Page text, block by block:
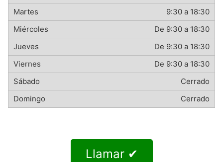
9:30 a 18:30
De 9:30 a 18:30
De 9:30 a 18:30
De 9:30 a 18:30
Cerrado
Cerrado
Llamar ✔